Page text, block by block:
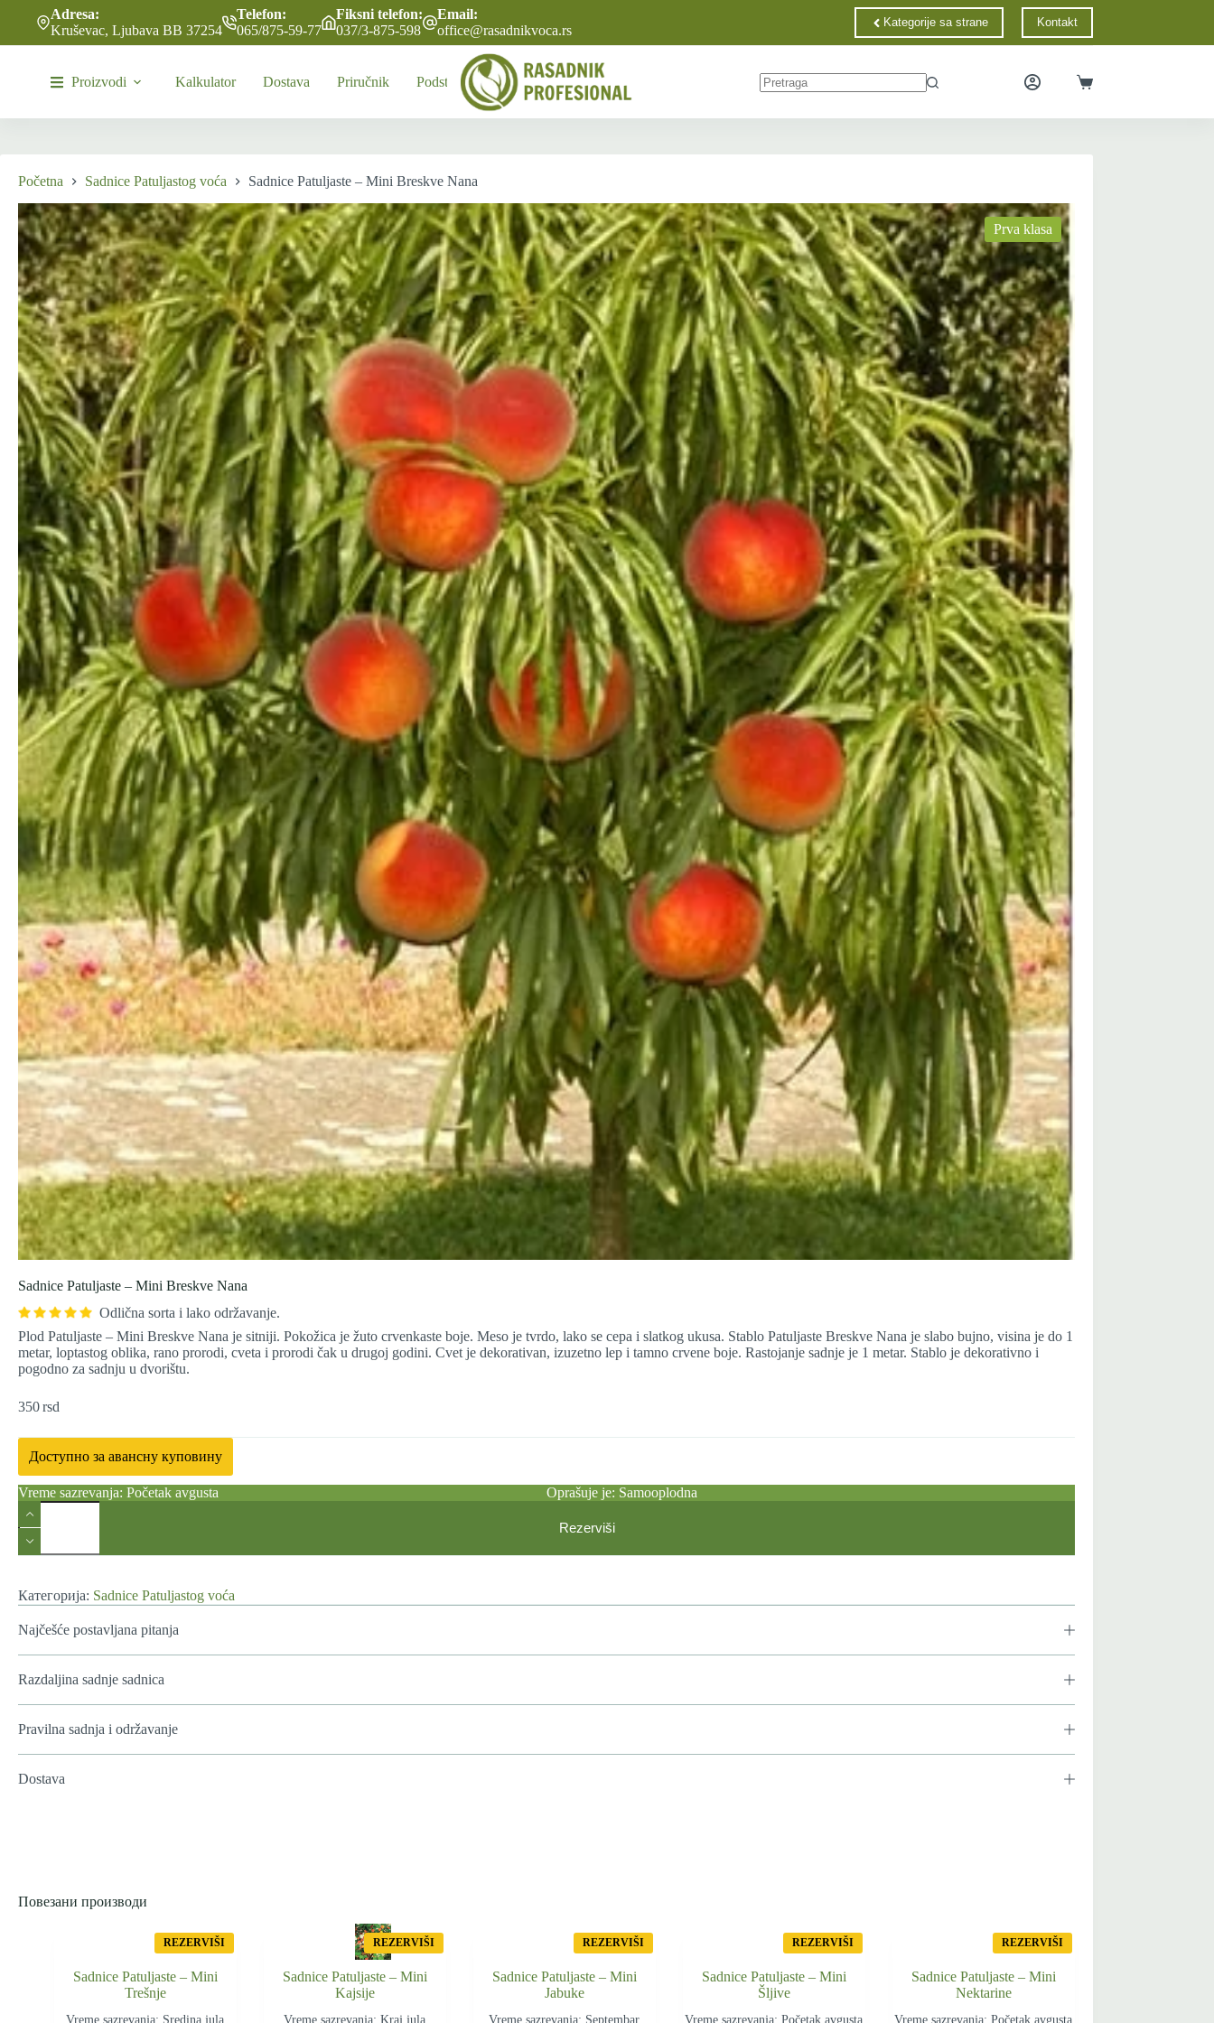
Adresa:
Kruševac, Ljubava BB 37254
Telefon:
065/875-59-77
Fiksni telefon:
037/3-875-598
Email:
office@rasadnikvoca.rs
Kategorije sa strane Kontakt
Proizvodi Kalkulator Dostava Priručnik Podsticaji Akcija O nama Često postavljana pitanja Kontakt Mapa sajta
Informacije
results
Shopping
Početna Sadnice Patuljastog voća Sadnice Patuljaste – Mini Breskve Nana
Prva klasa
Sadnice Patuljaste – Mini Breskve Nana
Odlična sorta i lako održavanje.
Plod Patuljaste – Mini Breskve Nana je sitniji. Pokožica je žuto crvenkaste boje. Meso je tvrdo, lako se cepa i slatkog ukusa. Stablo Patuljaste Breskve Nana je slabo bujno, visina je do 1
metar, loptastog oblika, rano prorodi, cveta i prorodi čak u drugoj godini. Cvet je dekorativan, izuzetno lep i tamno crvene boje. Rastojanje sadnje je 1 metar. Stablo je dekorativno i
pogodno za sadnju u dvorištu.
350rsd
Доступно за авансну куповину
Vreme sazrevanja: Početak avgusta Oprašuje je: Samooplodna
Sadnice
Mini
количина
Rezerviši
Категорија: Sadnice Patuljastog voća
Najčešće postavljana pitanja
Razdaljina sadnje sadnica
Pravilna sadnja i održavanje
Dostava
Повезани производи
REZERVIŠI
Sadnice Patuljaste – Mini
Trešnje
Vreme sazrevanja: Sredina jula
REZERVIŠI
Sadnice Patuljaste – Mini
Kajsije
Vreme sazrevanja: Kraj jula
REZERVIŠI
Sadnice Patuljaste – Mini
Jabuke
Vreme sazrevanja: Septembar
REZERVIŠI
Sadnice Patuljaste – Mini
Šljive
Vreme sazrevanja: Početak avgusta
REZERVIŠI
Sadnice Patuljaste – Mini
Nektarine
Vreme sazrevanja: Početak avgusta